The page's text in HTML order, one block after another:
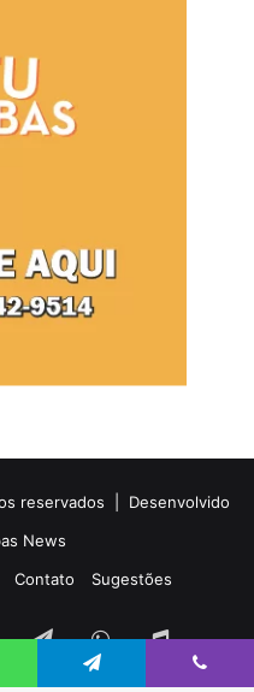
reservados | Desenvolvido
News
Contato Sugestões
TelegramWhatsApp
Rádio
Telegram Viber